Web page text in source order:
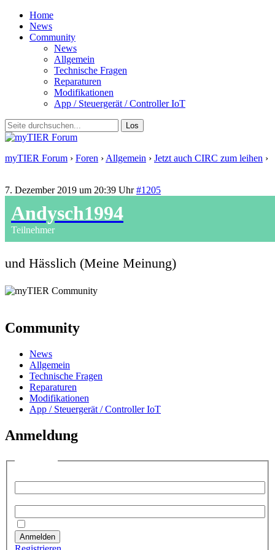
Home
News
Community
News
Allgemein
Technische Fragen
Reparaturen
Modifikationen
App / Steuergerät / Controller IoT
myTIER Forum › Foren › Allgemein › Jetzt auch CIRC zum leihen ›
7. Dezember 2019 um 20:39 Uhr #1205
Andysch1994
Teilnehmer
und Hässlich (Meine Meinung)
Community
News
Allgemein
Technische Fragen
Reparaturen
Modifikationen
App / Steuergerät / Controller IoT
Anmeldung
Anmelden